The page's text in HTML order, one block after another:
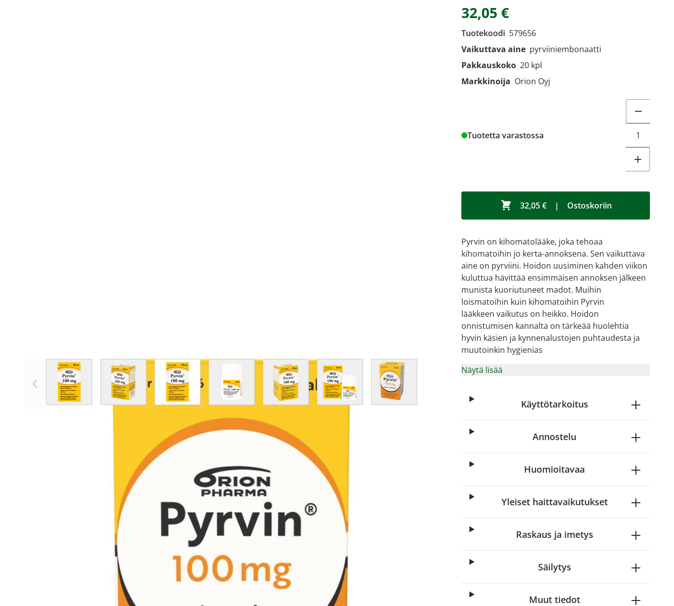
View larger imageView larger imageView larger imageView larger imageView larger imageView larger imageView larger imageView larger image
32,05 €
Tuotekoodi 579656
Vaikuttava aine pyrviiniembonaatti
Pakkauskoko 20 kpl
Markkinoija Orion Oyj
Tuotetta varastossa
32,05 € | Ostoskoriin
Pyrvin on kihomatolääke, joka tehoaa
kihomatoihin jo kerta-annoksena. Sen vaikuttava
aine on pyrviini. Hoidon uusiminen kahden viikon
kuluttua hävittää ensimmäisen annoksen jälkeen
munista kuoriutuneet madot. Muihin
loismatoihin kuin kihomatoihin Pyrvin
lääkkeen vaikutus on heikko. Hoidon
onnistumisen kannalta on tärkeää huolehtia
hyvin käsien ja kynnenalustojen puhtaudesta ja
muutoinkin hygienias
Näytä lisää
Käyttötarkoitus
Annostelu
Huomioitavaa
Yleiset haittavaikutukset
Raskaus ja imetys
Säilytys
Muut tiedot